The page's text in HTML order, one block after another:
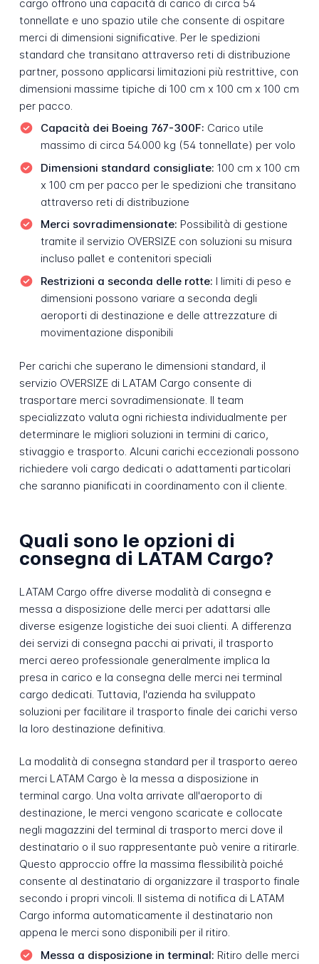
cargo offrono una capacità di carico di circa 54
tonnellate e uno spazio utile che consente di ospitare
merci di dimensioni significative. Per le spedizioni
standard che transitano attraverso reti di distribuzione
partner, possono applicarsi limitazioni più restrittive, con
dimensioni massime tipiche di 100 cm x 100 cm x 100 cm
per pacco.
Capacità dei Boeing 767-300F: Carico utile
massimo di circa 54.000 kg (54 tonnellate) per volo
Dimensioni standard consigliate: 100 cm x 100 cm
x 100 cm per pacco per le spedizioni che transitano
attraverso reti di distribuzione
Merci sovradimensionate: Possibilità di gestione
tramite il servizio OVERSIZE con soluzioni su misura
incluso pallet e contenitori speciali
Restrizioni a seconda delle rotte: I limiti di peso e
dimensioni possono variare a seconda degli
aeroporti di destinazione e delle attrezzature di
movimentazione disponibili
Per carichi che superano le dimensioni standard, il
servizio OVERSIZE di LATAM Cargo consente di
trasportare merci sovradimensionate. Il team
specializzato valuta ogni richiesta individualmente per
determinare le migliori soluzioni in termini di carico,
stivaggio e trasporto. Alcuni carichi eccezionali possono
richiedere voli cargo dedicati o adattamenti particolari
che saranno pianificati in coordinamento con il cliente.
Quali sono le opzioni di
consegna di LATAM Cargo?
LATAM Cargo offre diverse modalità di consegna e
messa a disposizione delle merci per adattarsi alle
diverse esigenze logistiche dei suoi clienti. A differenza
dei servizi di consegna pacchi ai privati, il trasporto
merci aereo professionale generalmente implica la
presa in carico e la consegna delle merci nei terminal
cargo dedicati. Tuttavia, l'azienda ha sviluppato
soluzioni per facilitare il trasporto finale dei carichi verso
la loro destinazione definitiva.
La modalità di consegna standard per il trasporto aereo
merci LATAM Cargo è la messa a disposizione in
terminal cargo. Una volta arrivate all'aeroporto di
destinazione, le merci vengono scaricate e collocate
negli magazzini del terminal di trasporto merci dove il
destinatario o il suo rappresentante può venire a ritirarle.
Questo approccio offre la massima flessibilità poiché
consente al destinatario di organizzare il trasporto finale
secondo i propri vincoli. Il sistema di notifica di LATAM
Cargo informa automaticamente il destinatario non
appena le merci sono disponibili per il ritiro.
Messa a disposizione in terminal: Ritiro delle merci